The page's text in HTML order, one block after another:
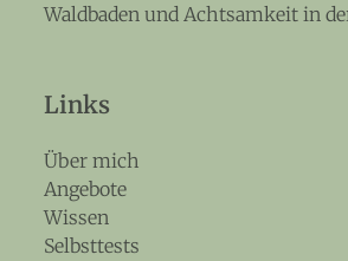
Waldbaden und Achtsamkeit in
Links
Über mich
Angebote
Wissen
Selbsttests